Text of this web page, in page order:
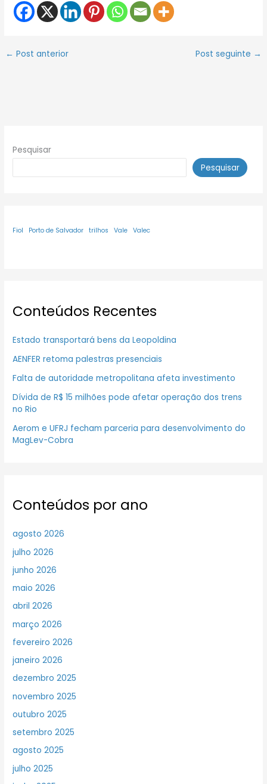
← Post anterior Post seguinte →
Pesquisar
Pesquisar
Fiol Porto de Salvador trilhos Vale Valec
Conteúdos Recentes
Estado transportará bens da Leopoldina
AENFER retoma palestras presenciais
Falta de autoridade metropolitana afeta investimento
Dívida de R$ 15 milhões pode afetar operação dos trens
no Rio
Aerom e UFRJ fecham parceria para desenvolvimento do
MagLev-Cobra
Conteúdos por ano
agosto 2026
julho 2026
junho 2026
maio 2026
abril 2026
março 2026
fevereiro 2026
janeiro 2026
dezembro 2025
novembro 2025
outubro 2025
setembro 2025
agosto 2025
julho 2025